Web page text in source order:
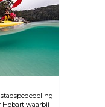
Hobart waarbij